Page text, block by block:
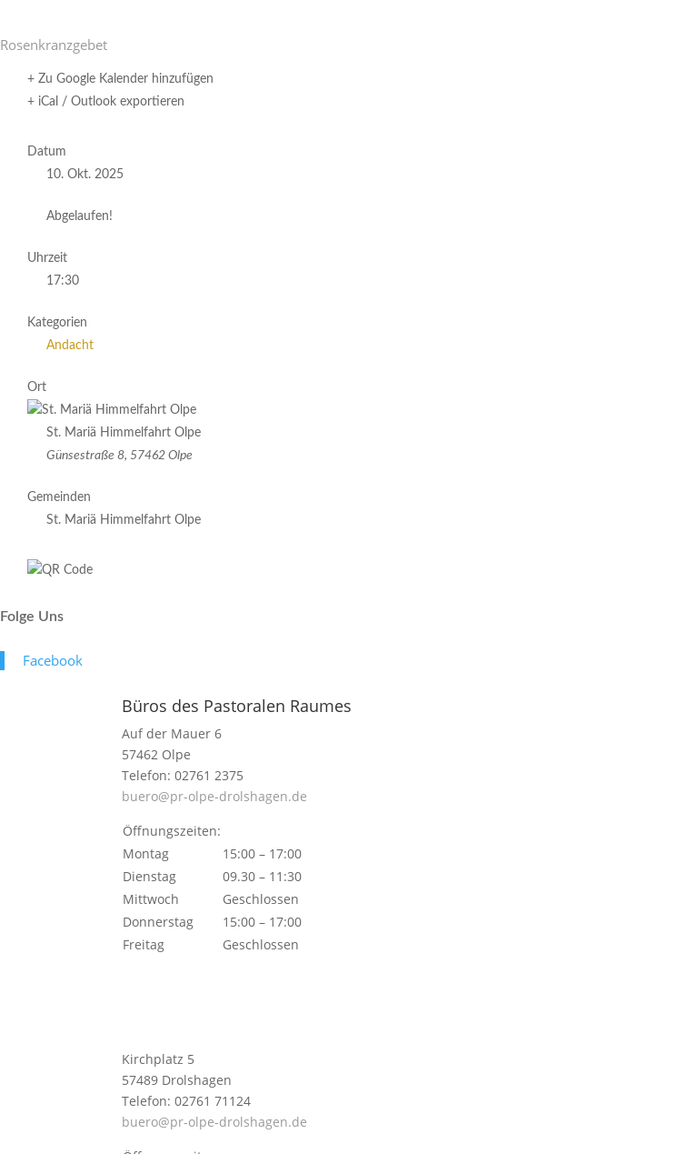
Rosen­kranz­gebet
+ Zu Google Kalender hinzufügen
+ iCal / Outlook exportieren
Datum
10. Okt. 2025
Abgelaufen!
Uhrzeit
17:30
Kategorien
Andacht
Ort
St. Mariä Himmelfahrt Olpe
Günsestraße 8, 57462 Olpe
Gemeinden
St. Mariä Himmelfahrt Olpe
Folge Uns
Face­book
Büros des Pastoralen Raumes
Auf der Mauer 6
57462 Olpe
Telefon: 02761 2375
buero@pr-olpe-drolshagen.de
Öffnungszeiten:
Montag
15:00 – 17:00
Dienstag
09.30 – 11:30
Mittwoch
Geschlossen
Donnerstag
15:00 – 17:00
Freitag
Geschlossen
Kirchplatz 5
57489 Drolshagen
Telefon: 02761 71124
buero@pr-olpe-drolshagen.de